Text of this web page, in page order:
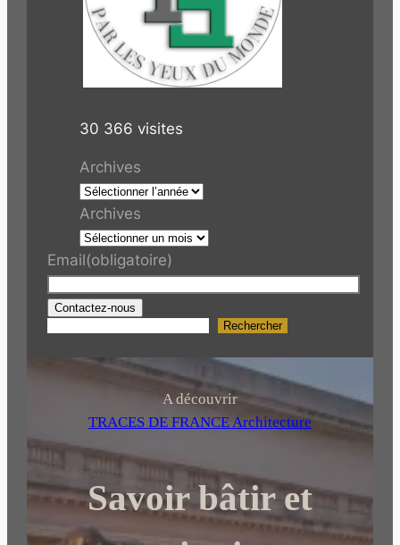
30 366 visites
Archives
Archives
Email(obligatoire)
Contactez-nous
r
c
h
r
Rechercher
A découvrir
TRACES DE FRANCE Architecture
Savoir bâtir et